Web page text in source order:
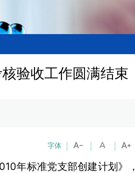
验收工作圆满结束
字体
年标准党支部创建计划》，